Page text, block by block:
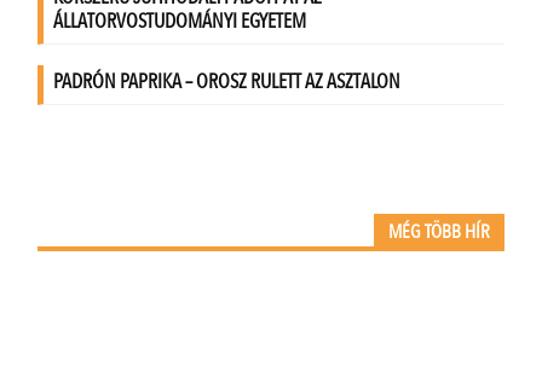
MÉG TÖBB HÍR